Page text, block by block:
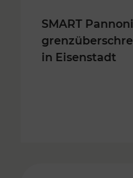
SMART
in Eisenstadt